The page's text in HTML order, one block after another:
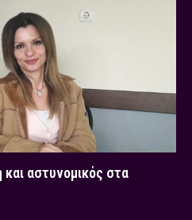
αστυνομικός στα